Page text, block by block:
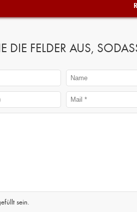
DIE FELDER AUS,
sein.